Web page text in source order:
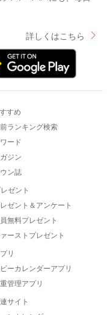
詳しくはこちら
すめ
ランキング検索
ード
ジン
ン誌
ゼント
ゼント＆アンケート
無料プレゼント
ーストプレゼント
リ
ーカレンダーアプリ
管理アプリ
サイト